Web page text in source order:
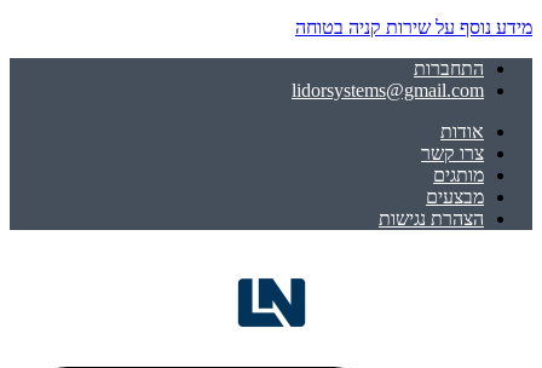
מידע נוסף על שירות קניה בטוחה
התחברות
lidorsystems@gmail.com
אודות
צרו קשר
מותגים
מבצעים
הצהרת נגישות